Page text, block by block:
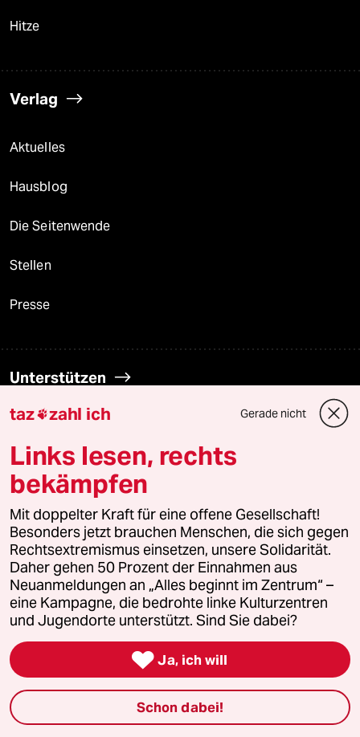
Hitze
Verlag
Aktuelles
Hausblog
Die Seitenwende
Stellen
Presse
Unterstützen
abo
genossenschaft
taz zahl ich
recherchefonds ausland
panterstiftung
panterpreis 2026
Podcast
taz zahl ich Gerade nicht
Links lesen, rechts
bekämpfen
Mit doppelter Kraft für eine offene Gesellschaft!
Besonders jetzt brauchen Menschen, die sich gegen
Rechtsextremismus einsetzen, unsere Solidarität.
Daher gehen 50 Prozent der Einnahmen aus
Neuanmeldungen an „Alles beginnt im Zentrum“ –
eine Kampagne, die bedrohte linke Kulturzentren
und Jugendorte unterstützt. Sind Sie dabei?
 Ja, ich will
Schon dabei!